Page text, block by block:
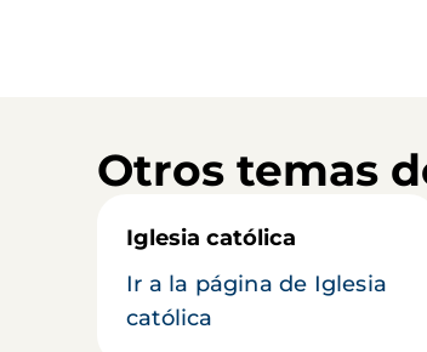
Otros temas
Iglesia católica
Ir a la página de Iglesia
católica